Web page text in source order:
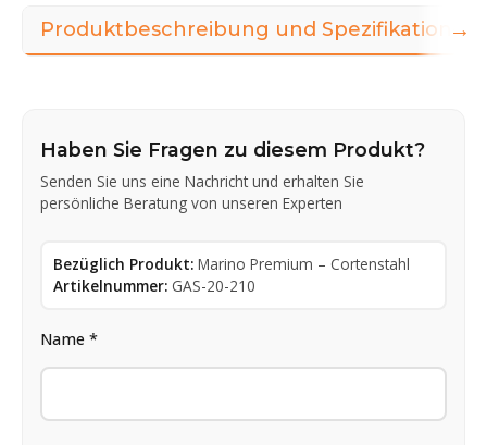
Produktbeschreibung und Spezifikationen
Haben Sie Fragen zu diesem Produkt?
Senden Sie uns eine Nachricht und erhalten Sie
persönliche Beratung von unseren Experten
Bezüglich Produkt: Marino Premium – Cortenstahl
Artikelnummer: GAS-20-210
Name *
→